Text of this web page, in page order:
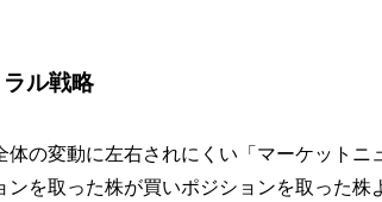
ル戦略
体の変動に左右されにくい「マーケット
ンを取った株が買いポジションを取った